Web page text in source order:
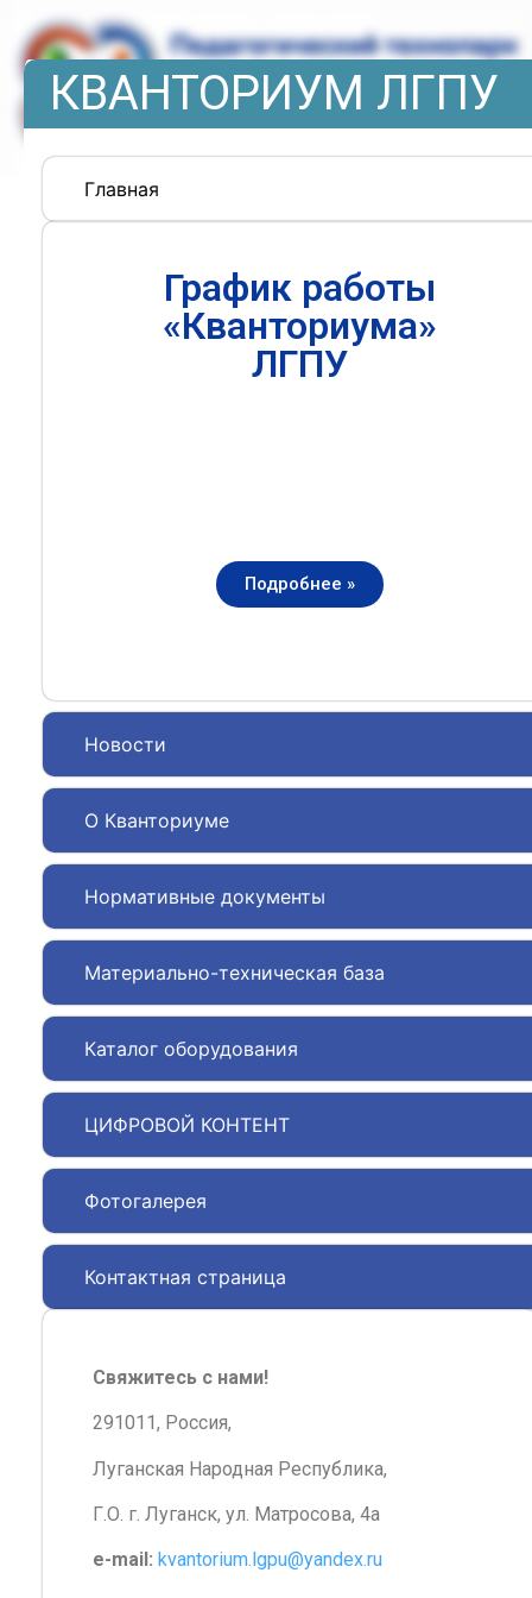
КВАНТОРИУМ ЛГПУ
Главная
Новости
О Кванториуме
Нормативные документы
Материально-техническая база
Каталог оборудования
ЦИФРОВОЙ КОНТЕНТ
Фотогалерея
Контактная страница
График работы
«Кванториума»
ЛГПУ
Подробнее »
Свяжитесь с нами!
291011, Россия,
Луганская Народная Республика,
Г.О. г. Луганск, ул. Матросова, 4а
e-mail: kvantorium.lgpu@yandex.ru